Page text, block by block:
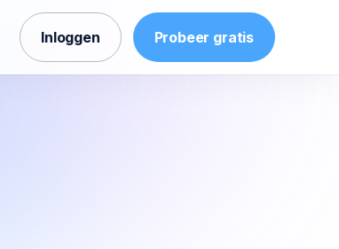
Inloggen Probeer gratis